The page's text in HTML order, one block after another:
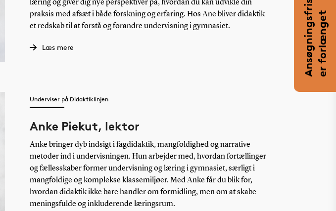
skole.
I
læring og giver dig nye perspektiver på, hvordan du kan udvikle din
praksis med afsæt i både forskning og erfaring. Hos Ane bliver didaktik
et redskab til at forstå og forandre undervisning i gymnasiet.
Læs mere
Underviser på Didaktiklinjen
Anke Piekut, lektor
Anke bringer dyb indsigt i fagdidaktik, mangfoldighed og narrative
metoder ind i undervisningen. Hun arbejder med, hvordan fortællinger
og fællesskaber former undervisning og læring i gymnasiet, særligt i
mangfoldige og komplekse klassemiljøer. Med Anke får du blik for,
hvordan didaktik ikke bare handler om formidling, men om at skabe
meningsfulde og inkluderende læringsrum.
A
n
s
ø
g
n
i
n
g
sf
r
i
s
t
e
n
e
r
f
o
r
l
æ
n
g
et